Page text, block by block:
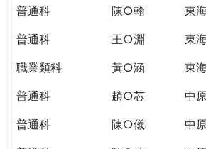
普通科
陳○翰
東
普通科
王○淵
東
職業類科
黃○涵
東
普通科
趙○芯
中
普通科
陳○儀
中